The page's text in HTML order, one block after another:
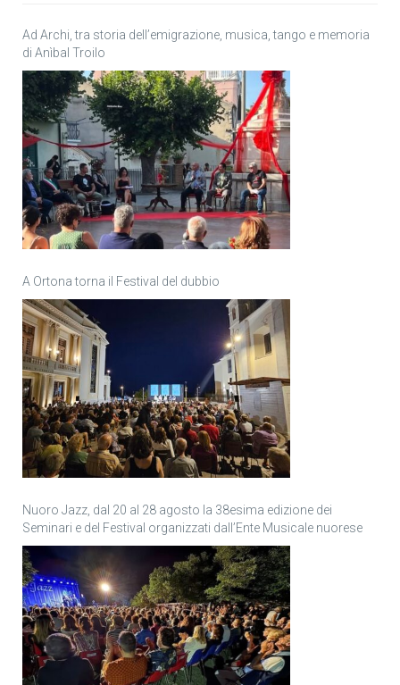
Ad Archi, tra storia dell’emigrazione, musica, tango e memoria
di Anìbal Troilo
A Ortona torna il Festival del dubbio
Nuoro Jazz, dal 20 al 28 agosto la 38esima edizione dei
Seminari e del Festival organizzati dall’Ente Musicale nuorese